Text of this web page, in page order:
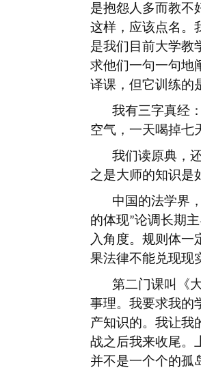
是抱怨人多而教不
这样，应该点名。
是我们目前大学教
求他们一句一句地
译课，但它训练的
我有三字真经
空气，一天喝掉七
我们读原典，
之是大师的知识是
中国的法学界
的体现”论调长期
入角度。规则体
果法律不能兑现现
第二门课叫《
事理。我要求我的
产知识的。我让我
战之后我来收尾。
并不是一个个的孤